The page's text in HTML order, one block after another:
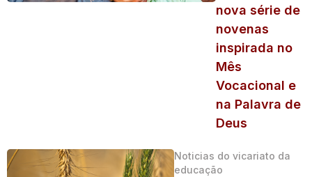
nova série de
novenas
inspirada no
Mês
Vocacional e
na Palavra de
Deus
Noticias do vicariato da
educação